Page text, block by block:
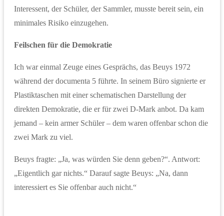
Interessent, der Schüler, der Sammler, musste bereit sein, ein
minimales Risiko einzugehen.
Feilschen für die Demokratie
Ich war einmal Zeuge eines Gesprächs, das Beuys 1972
während der documenta 5 führte. In seinem Büro signierte er
Plastiktaschen mit einer schematischen Darstellung der
direkten Demokratie, die er für zwei D-Mark anbot. Da kam
jemand – kein armer Schüler – dem waren offenbar schon die
zwei Mark zu viel.
Beuys fragte: „Ja, was würden Sie denn geben?“. Antwort:
„Eigentlich gar nichts.“ Darauf sagte Beuys: „Na, dann
interessiert es Sie offenbar auch nicht.“